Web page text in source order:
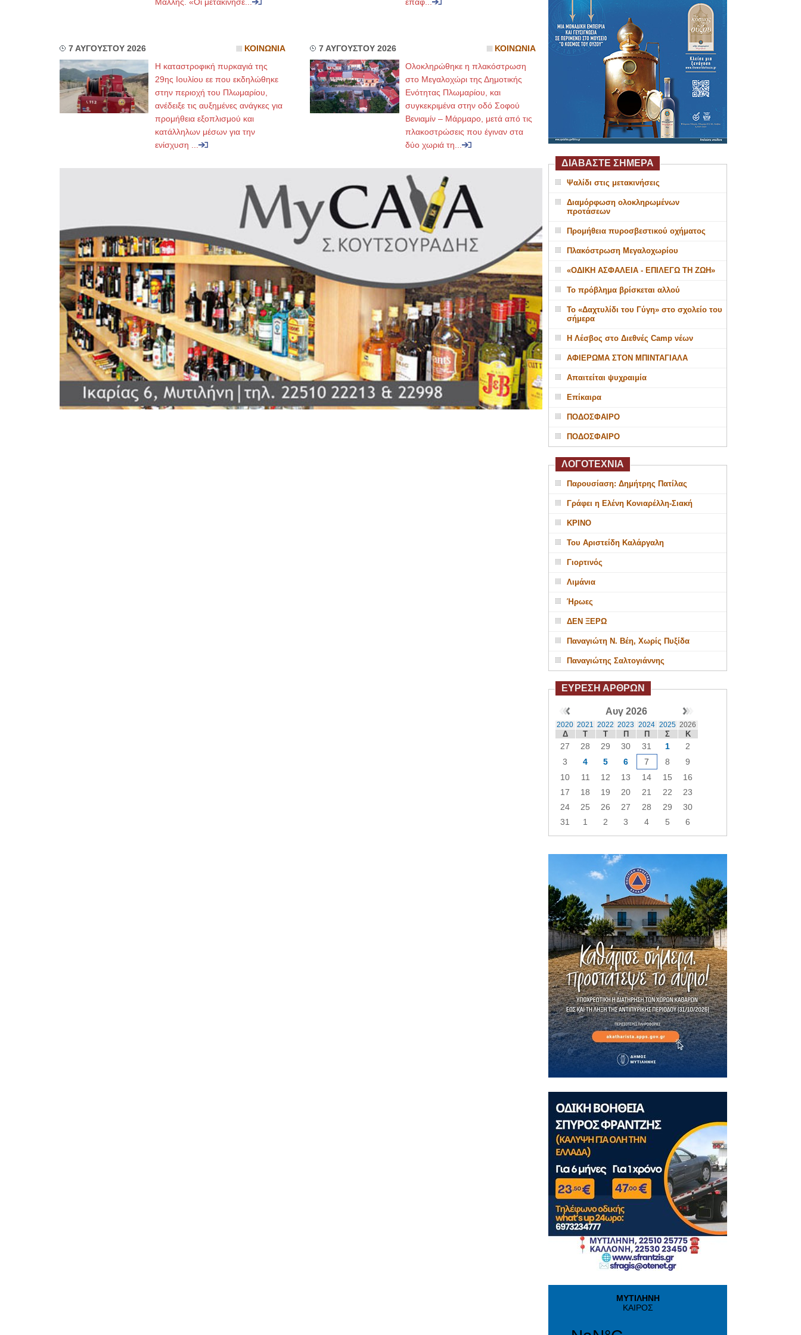
7 ΑΥΓΟΥΣΤΟΥ 2026 ΚΟΙΝΩΝΙΑ
Η καταστροφική πυρκαγιά της
29ης Ιουλίου εε που εκδηλώθηκε
στην περιοχή του Πλωμαρίου,
ανέδειξε τις αυξημένες ανάγκες για
προμήθεια εξοπλισμού και
κατάλληλων μέσων για την
ενίσχυση ...
7 ΑΥΓΟΥΣΤΟΥ 2026 ΚΟΙΝΩΝΙΑ
Ολοκληρώθηκε η πλακόστρωση
στο Μεγαλοχώρι της Δημοτικής
Ενότητας Πλωμαρίου, και
συγκεκριμένα στην οδό Σοφού
Βενιαμίν – Μάρμαρο, μετά από τις
πλακοστρώσεις που έγιναν στα
δύο χωριά τη...
ΔΙΑΒΑΣΤΕ ΣΗΜΕΡΑ
Ψαλίδι στις μετακινήσεις
Διαμόρφωση ολοκληρωμένων
προτάσεων
Προμήθεια πυροσβεστικού οχήματος
Πλακόστρωση Μεγαλοχωρίου
«ΟΔΙΚΗ ΑΣΦΑΛΕΙΑ - ΕΠΙΛΕΓΩ ΤΗ ΖΩΗ»
Το πρόβλημα βρίσκεται αλλού
Το «Δαχτυλίδι του Γύγη» στο σχολείο του
σήμερα
Η Λέσβος στο Διεθνές Camp νέων
ΑΦΙΕΡΩΜΑ ΣΤΟΝ ΜΠΙΝΤΑΓΙΑΛΑ
Απαιτείται ψυχραιμία
Επίκαιρα
ΠΟΔΟΣΦΑΙΡΟ
ΠΟΔΟΣΦΑΙΡΟ
ΛΟΓΟΤΕΧΝΙΑ
Παρουσίαση: Δημήτρης Πατίλας
Γράφει η Ελένη Κονιαρέλλη-Σιακή
ΚΡΙΝΟ
Του Αριστείδη Καλάργαλη
Γιορτινός
Λιμάνια
Ήρωες
ΔΕΝ ΞΕΡΩ
Παναγιώτη Ν. Βέη, Χωρίς Πυξίδα
Παναγιώτης Σαλτογιάννης
ΕΥΡΕΣΗ ΑΡΘΡΩΝ
Αυγ 2026
2020 2021 2022 2023 2024 2025 2026
Δ Τ Τ Π Π Σ Κ
27 28 29 30 31 1
2
3
4 5 6 7 8
9
10
11 12 13 14 15
16
17
18 19 20 21 22
23
24
25 26 27 28 29
30
31
1 2 3 4 5 6